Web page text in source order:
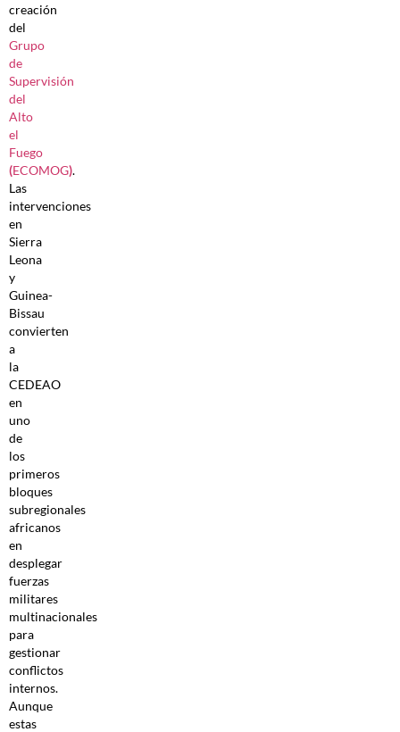
creación
del
Grupo
de
Supervisión
del
Alto
el
Fuego
(ECOMOG).
Las
intervenciones
en
Sierra
Leona
y
Guinea-
Bissau
convierten
a
la
CEDEAO
en
uno
de
los
primeros
bloques
subregionales
africanos
en
desplegar
fuerzas
militares
multinacionales
para
gestionar
conflictos
internos.
Aunque
estas